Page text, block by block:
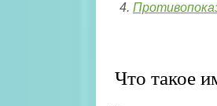
Что такое